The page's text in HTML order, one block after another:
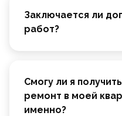
Заключается ли
работ?
Смогу ли я
ремонт в моей
именно?